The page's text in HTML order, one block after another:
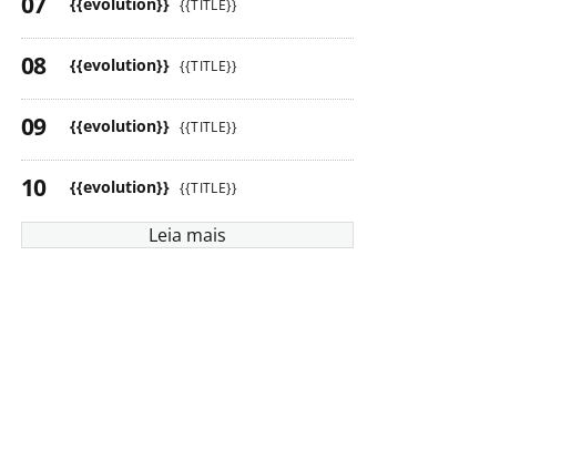
{{TITLE}}
{{evolution}} {{TITLE}}
{{evolution}} {{TITLE}}
{{evolution}} {{TITLE}}
Leia mais